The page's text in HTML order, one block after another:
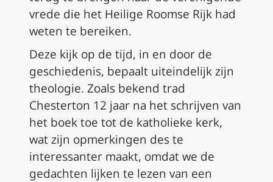
vrede die het Heilige Roomse Rijk had
weten te bereiken.
Deze kijk op de tijd, in en door de
geschiedenis, bepaalt uiteindelijk zijn
theologie. Zoals bekend trad
Chesterton 12 jaar na het schrijven van
het boek toe tot de katholieke kerk,
wat zijn opmerkingen des te
interessanter maakt, omdat we de
gedachten lijken te lezen van een